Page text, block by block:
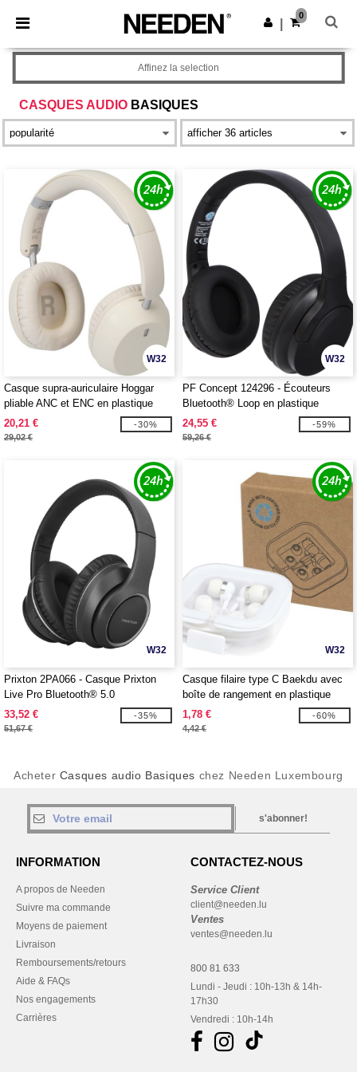
× Appli Needen
Meilleurs prix sur l’app !
Obtenir l'appli
0
CASQUES AUDIO BASIQUES
Affinez la selection
W32
Casque supra-auriculaire Hoggar
pliable ANC et ENC en plastique
recyclé - EgotierPro 124473
20,21 €
29,02 €
-30%
W32
PF Concept 124296 - Écouteurs
Bluetooth® Loop en plastique
recyclé
24,55 €
59,26 €
-59%
W32
Prixton 2PA066 - Casque Prixton
Live Pro Bluetooth® 5.0
33,52 €
51,67 €
-35%
W32
Casque filaire type C Baekdu avec
boîte de rangement en plastique
recyclé - EgotierPro 124438
1,78 €
4,42 €
-60%
Acheter Casques audio Basiques chez Needen Luxembourg
s'abonner!
INFORMATION
A propos de Needen
Suivre ma commande
Moyens de paiement
Livraison
Remboursements/retours
Aide & FAQs
Nos engagements
Carrières
CONTACTEZ-NOUS
Service Client
client@needen.lu
Ventes
ventes@needen.lu
800 81 633
Lundi - Jeudi : 10h-13h & 14h-
17h30
Vendredi : 10h-14h